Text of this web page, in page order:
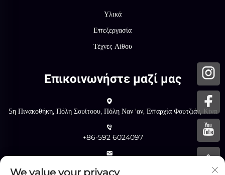
Υλικά
Επεξεργασία
Τέχνες Λίθου
Επικοινωνήστε μαζί μας
5η Πινακοθήκη, Πόλη Σουίτοου, Πόλη Ναν 'αν, Επαρχία Φουτζιάν, Κίνα
+86-592 6024097
We value your privacy